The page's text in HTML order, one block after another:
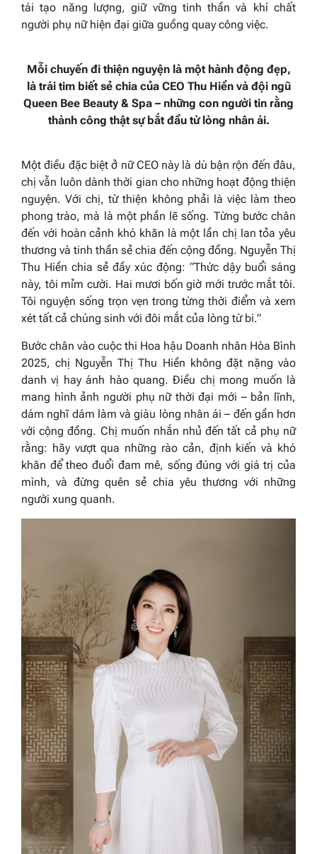
tái tạo năng lượng, giữ vững tinh thần và khí chất
người phụ nữ hiện đại giữa guồng quay công việc.
Mỗi chuyến đi thiện nguyện là một hành động đẹp,
là trái tim biết sẻ chia của CEO Thu Hiền và đội ngũ
Queen Bee Beauty & Spa – những con người tin rằng
thành công thật sự bắt đầu từ lòng nhân ái.
Một điều đặc biệt ở nữ CEO này là dù bận rộn đến đâu,
chị vẫn luôn dành thời gian cho những hoạt động thiện
nguyện. Với chị, từ thiện không phải là việc làm theo
phong trào, mà là một phần lẽ sống. Từng bước chân
đến với hoàn cảnh khó khăn là một lần chị lan tỏa yêu
thương và tinh thần sẻ chia đến cộng đồng. Nguyễn Thị
Thu Hiền chia sẻ đầy xúc động: “Thức dậy buổi sáng
này, tôi mỉm cười. Hai mươi bốn giờ mới trước mắt tôi.
Tôi nguyện sống trọn vẹn trong từng thời điểm và xem
xét tất cả chúng sinh với đôi mắt của lòng từ bi.”
Bước chân vào cuộc thi Hoa hậu Doanh nhân Hòa Bình
2025, chị Nguyễn Thị Thu Hiền không đặt nặng vào
danh vị hay ánh hào quang. Điều chị mong muốn là
mang hình ảnh người phụ nữ thời đại mới – bản lĩnh,
dám nghĩ dám làm và giàu lòng nhân ái – đến gần hơn
với cộng đồng. Chị muốn nhắn nhủ đến tất cả phụ nữ
rằng: hãy vượt qua những rào cản, định kiến và khó
khăn để theo đuổi đam mê, sống đúng với giá trị của
mình, và đừng quên sẻ chia yêu thương với những
người xung quanh.